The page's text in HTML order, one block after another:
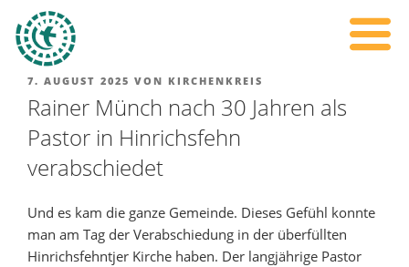
7. AUGUST 2025 VON KIRCHENKREIS
Rainer Münch nach 30 Jahren als
Pastor in Hinrichsfehn
verabschiedet
Und es kam die ganze Gemeinde. Dieses Gefühl konnte
man am Tag der Verabschiedung in der überfüllten
Hinrichsfehntjer Kirche haben. Der langjährige Pastor